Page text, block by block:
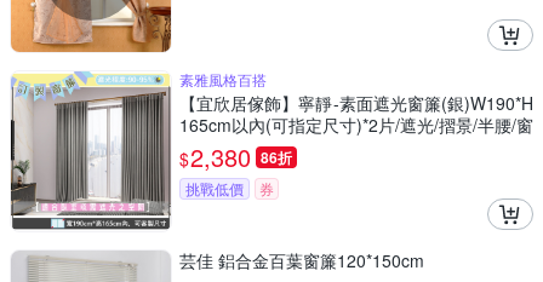
素雅風格百搭
【宜欣居傢飾】寧靜-素面遮光窗簾(銀)W190*H
165cm以內(可指定尺寸)*2片/遮光/摺景/半腰/窗
簾/台灣製MIT
$2,380 86折
挑戰低價 券
芸佳 鋁合金百葉窗簾120*150cm